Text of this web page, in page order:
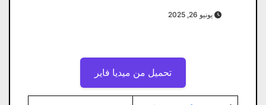
يونيو 26, 2025
تحميل من ميديا ​​فاير